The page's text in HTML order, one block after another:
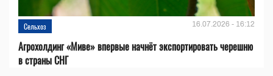
Сельхоз 16.07.2026 - 16:12
Агрохолдинг «Миве» впервые начнёт экспортировать черешню
в страны СНГ